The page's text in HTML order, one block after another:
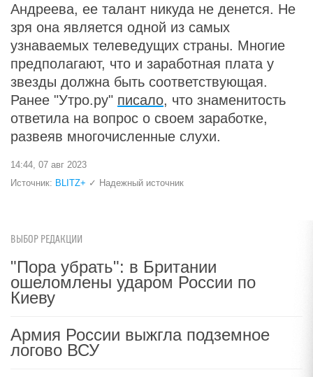
Андреева, ее талант никуда не денется. Не
зря она является одной из самых
узнаваемых телеведущих страны. Многие
предполагают, что и заработная плата у
звезды должна быть соответствующая.
Ранее "Утро.ру" писало, что знаменитость
ответила на вопрос о своем заработке,
развеяв многочисленные слухи.
14:44, 07 авг 2023
Источник: BLITZ+ ✓ Надежный источник
ВЫБОР РЕДАКЦИИ
"Пора убрать": в Британии
ошеломлены ударом России по
Киеву
Армия России выжгла подземное
логово ВСУ